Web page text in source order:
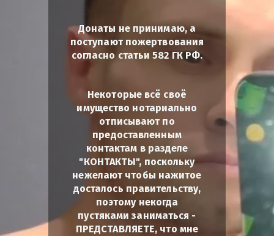
Донаты не принимаю, а
поступают пожертвования
согласно статьи 582 ГК РФ.
Некоторые всё своё
имущество нотариально
отписывают по
предоставленным
контактам в разделе
"КОНТАКТЫ", поскольку
нежелают чтобы нажитое
досталось правительству,
поэтому некогда
пустяками заниматься -
ПРЕДСТАВЛЯЕТЕ, что мне